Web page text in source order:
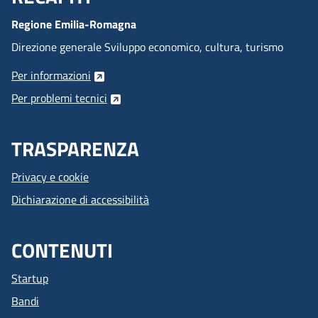
Regione Emilia-Romagna
Direzione generale Sviluppo economico, cultura, turismo
Per informazioni
Per problemi tecnici
TRASPARENZA
Privacy e cookie
Dichiarazione di accessibilità
CONTENUTI
Startup
Bandi